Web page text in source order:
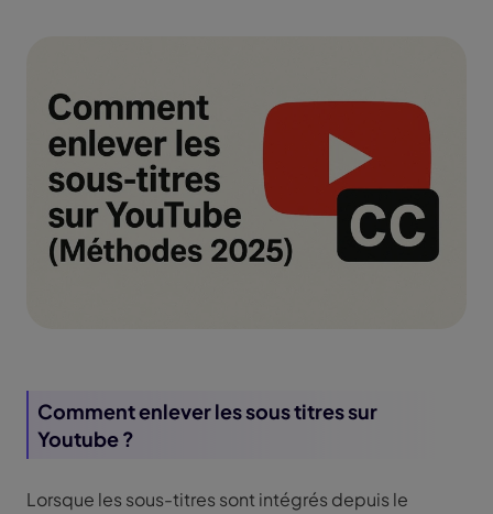
Comment enlever les sous titres sur
Youtube ?
Lorsque les sous-titres sont intégrés depuis le